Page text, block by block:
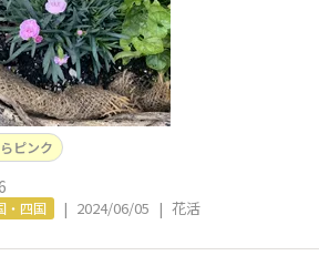
ピンク
・四国 | 2024/06/05 | 花活